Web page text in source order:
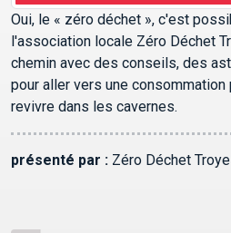
Oui, le « zéro déchet », c'est
l'association locale Zéro Déchet
chemin avec des conseils, des
pour aller vers une
revivre dans les cavernes.
présenté par : Zéro Déchet